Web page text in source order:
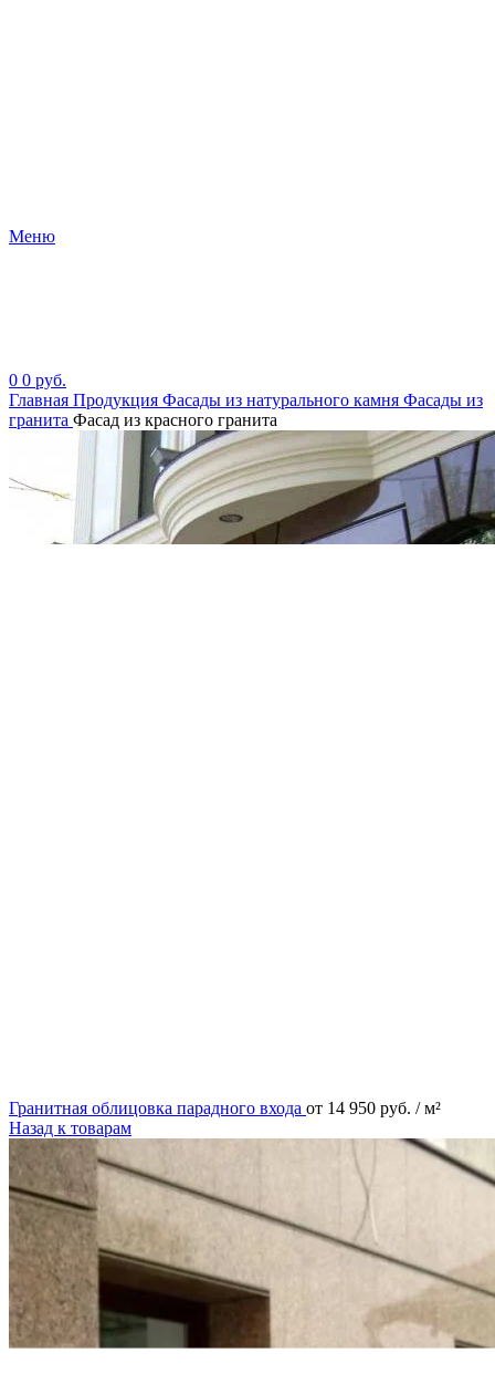
Меню
0 0 руб.
Главная Продукция Фасады из натурального камня Фасады из
гранита Фасад из красного гранита
Гранитная облицовка парадного входа от 14 950 руб. / м²
Назад к товарам